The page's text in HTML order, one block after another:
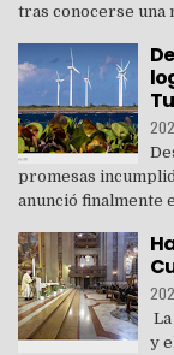
tras conocerse una
promesas
anunció finalmente
y